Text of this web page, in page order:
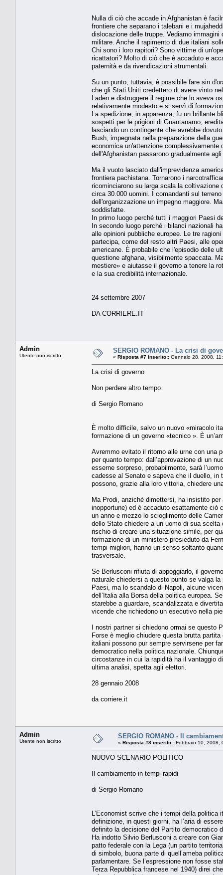
Nulla di ciò che accade in Afghanistan è
frontiere che separano i talebani e i
dislocazione delle truppe. Vediamo
militare. Anche il rapimento di due italiani
Chi sono i loro rapitori? Sono vittime di
ricattatori? Molto di ciò che è accaduto e
paternità e da rivendicazioni strumentali.
Su un punto, tuttavia, è possibile fare sin
che gli Stati Uniti credettero di avere vinto
Laden e distruggere il regime che lo aveva
relativamente modesto e si servì di
La spedizione, in apparenza, fu un brillante
sospetti per le prigioni di Guantanamo,
lasciando un contingente che avrebbe
Bush, impegnata nella preparazione della
economica un'attenzione
dell'Afghanistan passarono gradualmente
Ma il vuoto lasciato dall'imprevidenza
frontiera pachistana. Tornarono i
ricominciarono su larga scala la coltivazione
circa 30.000 uomini. I comandanti sul
dell'organizzazione un impegno maggiore.
soddisfatte.
In primo luogo perché tutti i maggiori Paesi
In secondo luogo perché i bilanci nazionali
alle opinioni pubbliche europee. Le tre
partecipa, come del resto altri Paesi, alle
americane. È probabile che l'episodio delle
questione afghana, visibilmente spaccata.
mestiere» e aiutasse il governo a tenere la
e la sua credibilità internazionale.
24 settembre 2007
DA CORRIERE.IT
Admin
Utente non iscritto
SERGIO ROMANO - La crisi di
« Risposta #7 inserito:: Gennaio 28, 2008,
La crisi di governo
Non perdere altro tempo
di Sergio Romano
È molto difficile, salvo un nuovo «miracolo
formazione di un governo «tecnico ». È
Avremmo evitato il ritorno alle urne con una
per quanto tempo: dall’approvazione di un
esserne sorpreso, probabilmente, sarà
cadesse al Senato e sapeva che il duello, in
possono, grazie alla loro vittoria, chiedere
Ma Prodi, anziché dimettersi, ha insistito
inopportune) ed è accaduto esattamente
un anno e mezzo lo scioglimento delle
dello Stato chiedere a un uomo di sua
rischio di creare una situazione simile, per
formazione di un ministero presieduto da
tempi migliori, hanno un senso soltanto
trasversale.
Se Berlusconi rifiuta di appoggiarlo, il
naturale chiedersi a questo punto se valga
Paesi, ma lo scandalo di Napoli, alcune
dell’Italia alla Borsa della politica europea.
starebbe a guardare, scandalizzata e
vicende che richiedono un esecutivo nella
I nostri partner si chiedono ormai se questo
Forse è meglio chiudere questa brutta
italiani possono pur sempre servirsene per
democratico nella politica nazionale.
circostanze in cui la rapidità ha il vantaggio
ultima analisi, spetta agli elettori.
28 gennaio 2008
da corriere.it
Admin
Utente non iscritto
SERGIO ROMANO - Il
« Risposta #8 inserito:: Febbraio 10, 2008,
NUOVO SCENARIO POLITICO
Il cambiamento in tempi rapidi
di Sergio Romano
L’Economist scrive che i tempi della politica
definizione, in questi giorni, ha l’aria di
definito la decisione del Partito democratico
Ha indotto Silvio Berlusconi a creare con
patto federale con la Lega (un partito
di simbolo, buona parte di quell’ameba
parlamentare. Se l’espressione non fosse
Terza Repubblica francese nel 1940) direi